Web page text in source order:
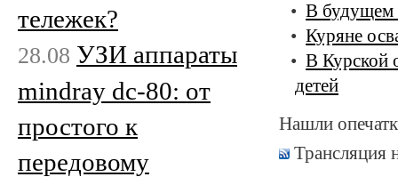
В будущем
Куряне
В Курской
детей
Нашли
Трансляция
тележек?
28.08 УЗИ аппараты
mindray dc-80: от
простого к
передовому